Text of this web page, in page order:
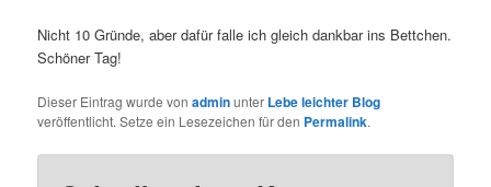
Nicht 10 Gründe, aber dafür falle ich gleich dankbar ins Bettchen.
Schöner Tag!
Dieser Eintrag wurde vonadminunter Lebe leichter Blog
veröffentlicht. Setze ein Lesezeichen für den Permalink.